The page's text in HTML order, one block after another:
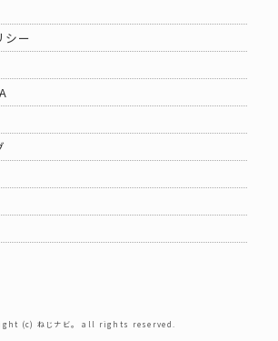
シー
(c) ねじナビ。 all rights reserved.